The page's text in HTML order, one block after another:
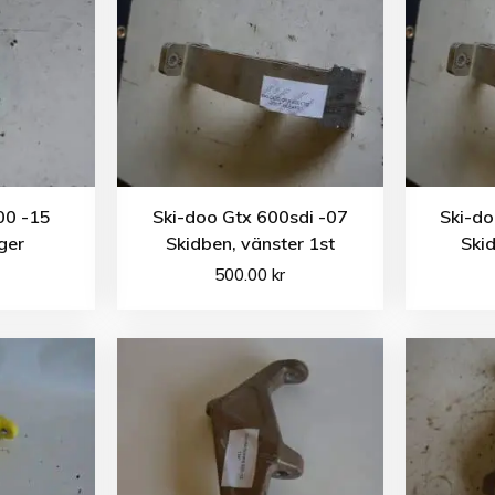
-15
Ski-doo Gtx 600sdi -07
Skidben, vänster 1st
500.00kr
Ski-